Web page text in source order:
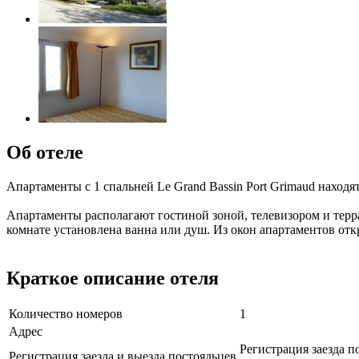
Об отеле
Апартаменты с 1 спальней Le Grand Bassin Port Grimaud
Апартаменты располагают гостиной зоной, телевизором и
комнате установлена ванна или душ. Из окон апартаментов
Краткое описание отеля
Количество номеров
1
Адрес
Регистрация заезда